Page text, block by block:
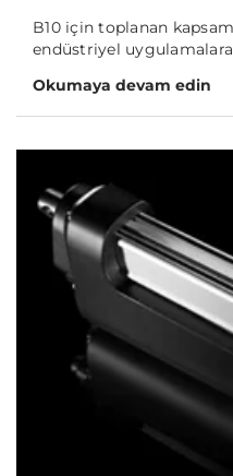
B10 için toplanan
endüstriyel
Okumaya devam edin